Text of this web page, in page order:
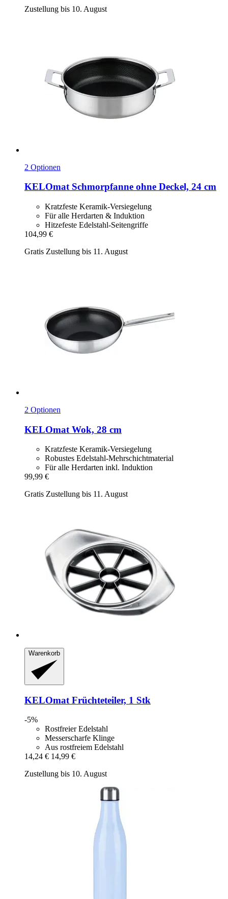
Zustellung bis 10. August
2 Optionen
KELOmatSchmorpfanne ohne Deckel, 24 cm
Kratzfeste Keramik-Versiegelung
Für alle Herdarten & Induktion
Hitzefeste Edelstahl-Seitengriffe
104,99 €
Gratis Zustellung bis 11. August
2 Optionen
KELOmat Wok, 28 cm
Kratzfeste Keramik-Versiegelung
Robustes Edelstahl-Mehrschichtmaterial
Für alle Herdarten inkl. Induktion
99,99 €
Gratis Zustellung bis 11. August
Warenkorb
KELOmat Früchteteiler, 1 Stk
-5%
Rostfreier Edelstahl
Messerscharfe Klinge
Aus rostfreiem Edelstahl
14,24 € 14,99 €
Zustellung bis 10. August